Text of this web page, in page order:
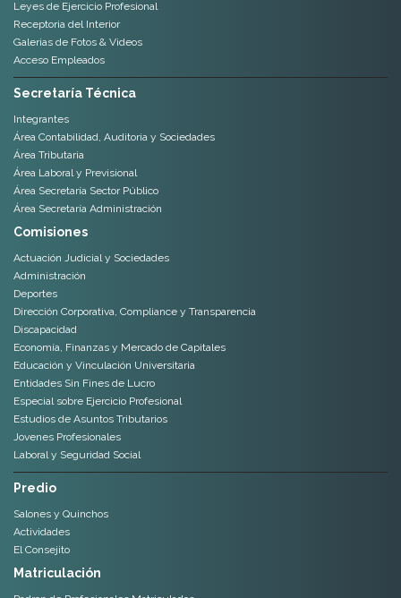
Leyes de Ejercicio Profesional
Receptoria del Interior
Galerias de Fotos & Videos
Acceso Empleados
Secretaría Técnica
Integrantes
Área Contabilidad, Auditoria y Sociedades
Área Tributaria
Área Laboral y Previsional
Área Secretaría Sector Público
Área Secretaría Administración
Comisiones
Actuación Judicial y Sociedades
Administración
Deportes
Dirección Corporativa, Compliance y Transparencia
Discapacidad
Economía, Finanzas y Mercado de Capitales
Educación y Vinculación Universitaria
Entidades Sin Fines de Lucro
Especial sobre Ejercicio Profesional
Estudios de Asuntos Tributarios
Jovenes Profesionales
Laboral y Seguridad Social
Predio
Salones y Quinchos
Actividades
El Consejito
Matriculación